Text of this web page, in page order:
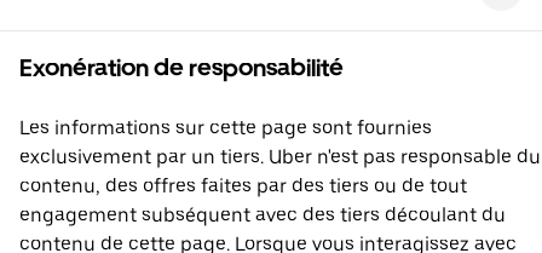
Exonération de responsabilité
Les informations sur cette page sont fournies
exclusivement par un tiers. Uber n'est pas responsable du
contenu, des offres faites par des tiers ou de tout
engagement subséquent avec des tiers découlant du
contenu de cette page. Lorsque vous interagissez avec